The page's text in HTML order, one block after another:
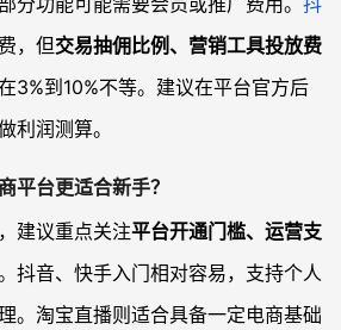
，但交易抽佣比例、营销工具投放费
3%到10%不等。建议在平台官方后
利润测算。
平台更适合新手？
建议重点关注平台开通门槛、运营支
抖音、快手入门相对容易，支持个人
。淘宝直播则适合具备一定电商基础